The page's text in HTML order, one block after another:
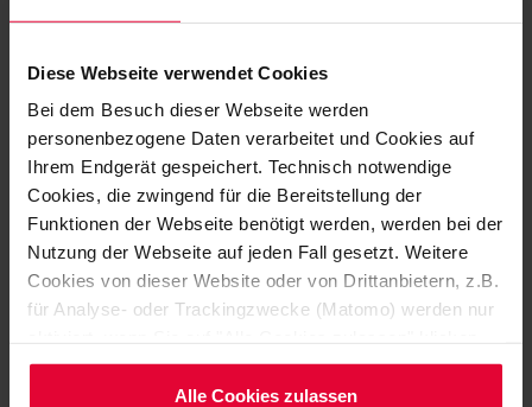
Diese Webseite verwendet Cookies
Bei dem Besuch dieser Webseite werden
personenbezogene Daten verarbeitet und Cookies auf
Ihrem Endgerät gespeichert. Technisch notwendige
Cookies, die zwingend für die Bereitstellung der
Funktionen der Webseite benötigt werden, werden bei der
Nutzung der Webseite auf jeden Fall gesetzt. Weitere
Cookies von dieser Website oder von Drittanbietern, z.B.
für Analyse- oder Trackingzwecke (Matomo) werden nur
Möchten Sie dies nicht, klicken Sie bitte auf "Nur
notwendige Cookies verwenden". Mehr dazu
Alle Cookies zulassen
regulations as they relate to future projects.